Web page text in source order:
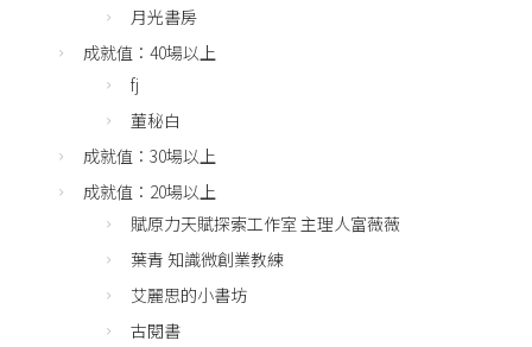
月光書房
成就值：40場以上
fj
董秘白
成就值：30場以上
成就值：20場以上
賦原力天賦探索工作室 主理人富薇薇
葉青 知識微創業教練
艾麗思的小書坊
古閱書